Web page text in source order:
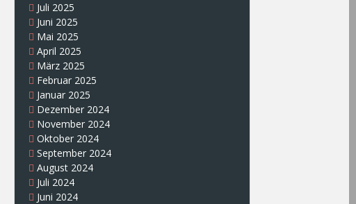
Juli 2025
Juni 2025
Mai 2025
April 2025
März 2025
Februar 2025
Januar 2025
Dezember 2024
November 2024
Oktober 2024
September 2024
August 2024
Juli 2024
Juni 2024